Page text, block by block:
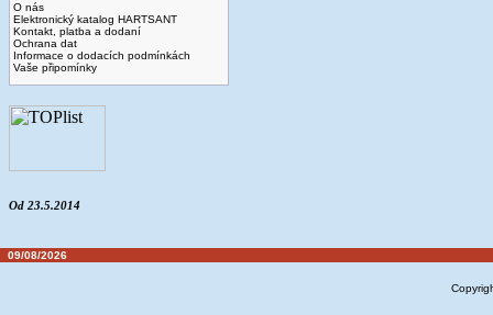
O nás
Elektronický katalog HARTSANT
Kontakt, platba a dodaní
Ochrana dat
Informace o dodacích podmínkách
Vaše připomínky
Od 23.5.2014
09/08/2026